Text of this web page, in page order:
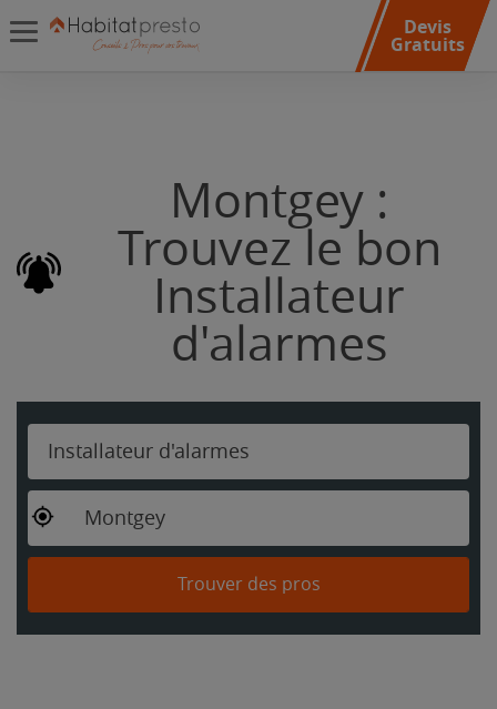
Devis
Gratuits
Montgey :
Trouvez le bon
Installateur
d'alarmes
Installateur d'alarmes
Montgey
Trouver des pros